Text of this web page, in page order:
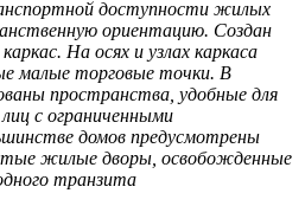
доступности жилых
ориентацию. Создан
На осях и узлах каркаса
малые торговые точки. В
пространства, удобные для
с ограниченными
домов предусмотрены
жилые дворы, освобожденные
транзита